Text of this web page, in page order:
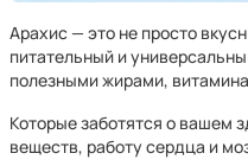
Арахис — это не просто
питательный и
полезными жирами,
Которые заботятся о вашем
веществ, работу сердца и